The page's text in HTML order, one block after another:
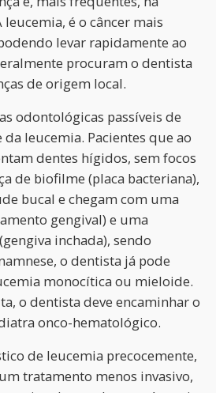
é o câncer mais
levar rapidamente ao
procuram o dentista
de origem local.
odontológicas passíveis de
leucemia. Pacientes que ao
dentes hígidos, sem focos
de biofilme (placa bacteriana),
bucal e chegam com uma
gengival) e uma
inchada), sendo
o dentista já pode
monocítica ou mieloide.
o dentista deve encaminhar o
onco-hematológico.
de leucemia precocemente,
tratamento menos invasivo,